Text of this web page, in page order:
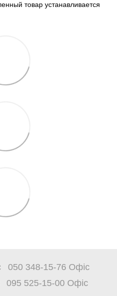
товар устанавливается
050 348-15-76 Офіс
095 525-15-00 Офіс